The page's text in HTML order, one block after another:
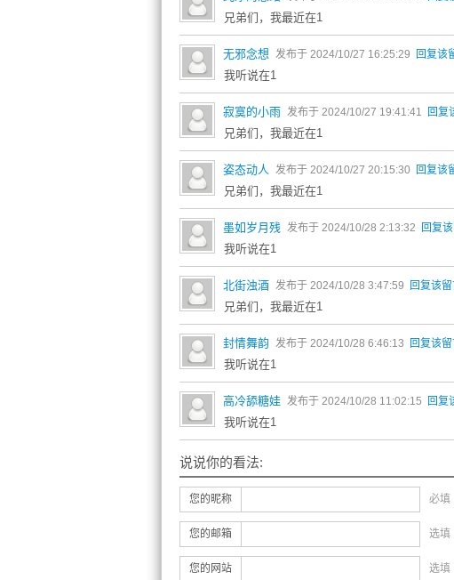
兄弟们，我最近在1
无邪念想 发布于 2024/10/27 16:25:29 回复该
我听说在1
寂寞的小雨 发布于 2024/10/27 19:41:41 回复
兄弟们，我最近在1
姿态动人 发布于 2024/10/27 20:15:30 回复该
兄弟们，我最近在1
墨如岁月残 发布于 2024/10/28 2:13:32 回复
我听说在1
北街浊酒 发布于 2024/10/28 3:47:59 回复该
兄弟们，我最近在1
封情舞韵 发布于 2024/10/28 6:46:13 回复该
我听说在1
高冷舔糖娃 发布于 2024/10/28 11:02:15 回复
我听说在1
说说你的看法:
您的昵称 必填
您的邮箱 选填
您的网站 选填